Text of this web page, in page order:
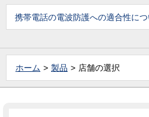
携帯電話の電波防護への適合性に
ホーム 製品 店舗の選択